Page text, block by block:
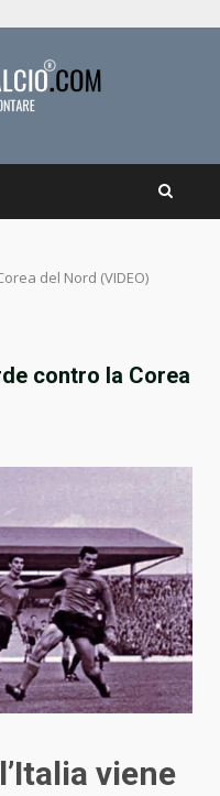
del Nord (VIDEO)
contro la Corea
viene